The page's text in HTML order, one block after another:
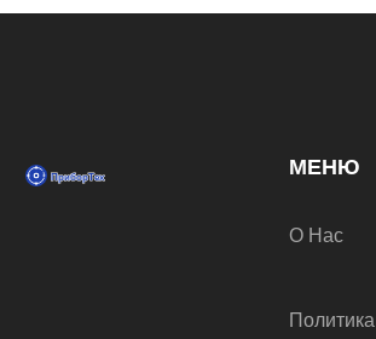
МЕНЮ
О Нас
Политика